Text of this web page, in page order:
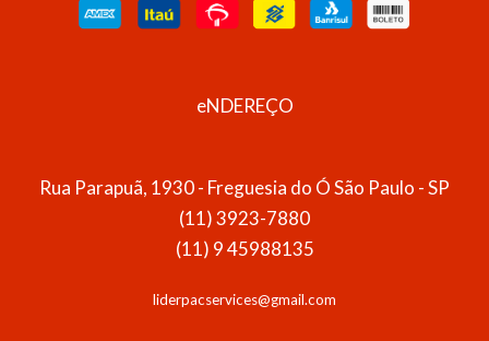
eNDEREÇO
Rua Parapuã, 1930 - Freguesia do Ó São Paulo - SP
(11) 3923-7880
(11) 9 45988135
liderpacservices@gmail.com